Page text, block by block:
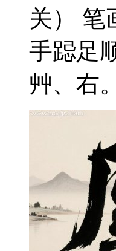
关） 笔
手跽足
艸、右